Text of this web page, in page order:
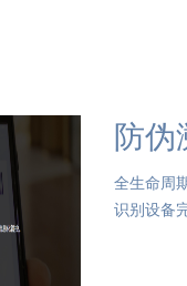
防伪
全生命周
识别设备